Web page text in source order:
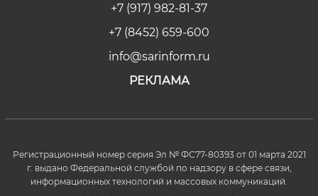
+7 (917) 982-81-37
+7 (8452) 659-600
info@sarinform.ru
РЕКЛАМА
Регистрационный номер серия Эл № ФС77-80393 от 01 марта 2021
г. выдано Федеральной службой по надзору в сфере связи,
информационных технологий и массовых коммуникаций.